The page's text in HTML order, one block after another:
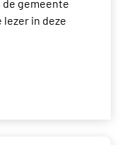
de gemeente
in deze